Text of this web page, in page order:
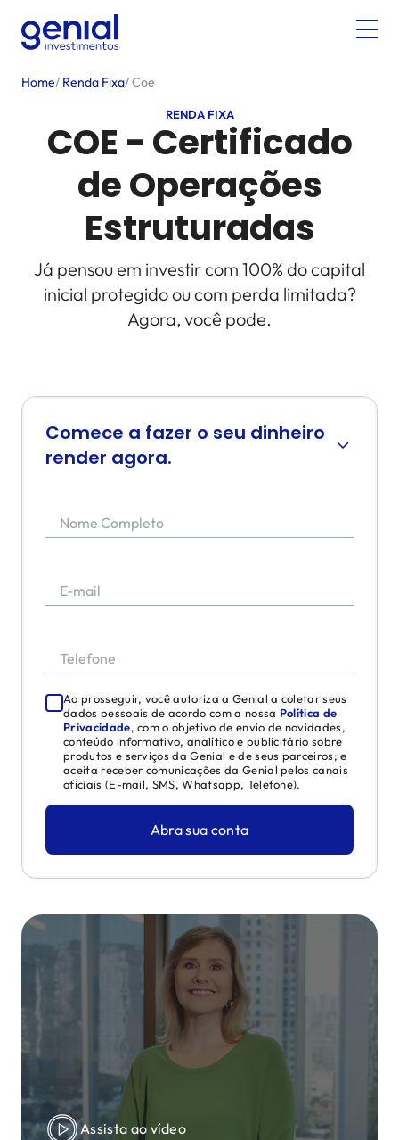
Home/ Renda Fixa/Coe
RENDA FIXA
COE - Certificado
de Operações
Estruturadas
Já pensou em investir com 100% do capital
inicial protegido ou com perda limitada?
Agora, você pode.
Comece a fazer o seu dinheiro
render agora.
Nome Completo
E-mail
Telefone
Ao prosseguir, você autoriza a Genial a coletar seus
dados pessoais de acordo com a nossa Política de
Privacidade, com o objetivo de envio de novidades,
conteúdo informativo, analítico e publicitário sobre
produtos e serviços da Genial e de seus parceiros; e
aceita receber comunicações da Genial pelos canais
oficiais (E-mail, SMS, Whatsapp, Telefone).
Abra sua conta
Assista ao vídeo